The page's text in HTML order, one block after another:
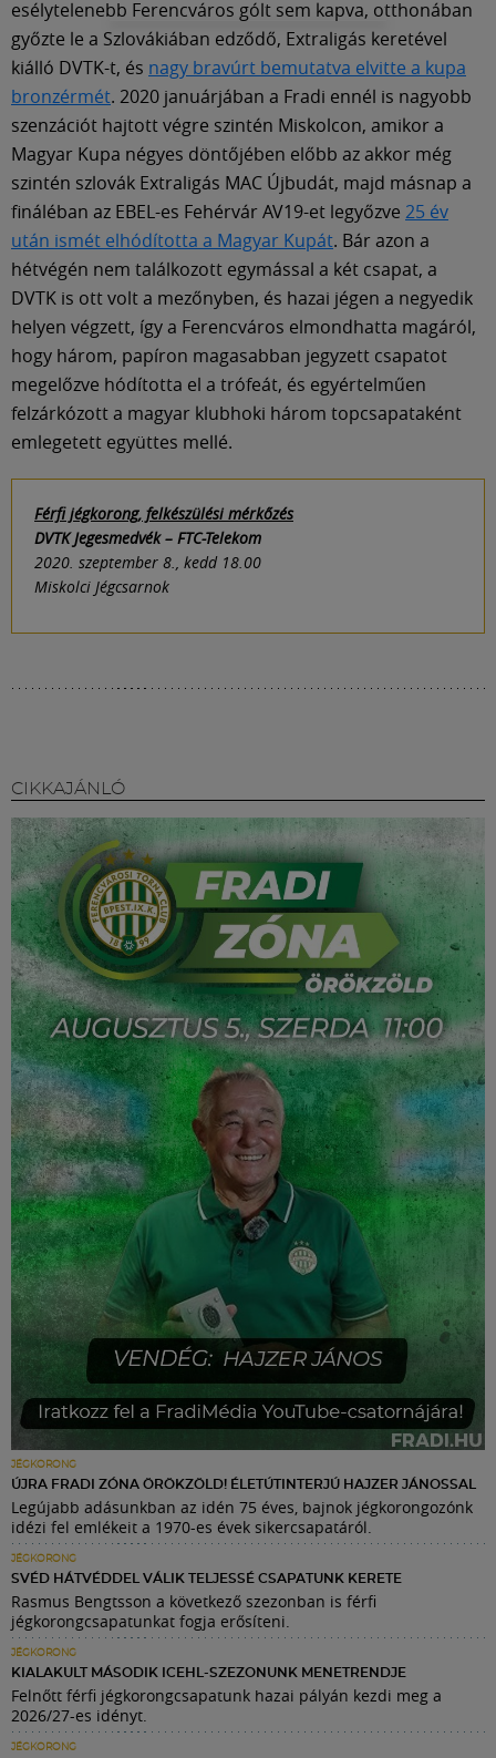
esélytelenebb Ferencváros gólt sem kapva, otthonában
győzte le a Szlovákiában edződő, Extraligás keretével
kiálló DVTK-t, és nagy bravúrt bemutatva elvitte a kupa
bronzérmét. 2020 januárjában a Fradi ennél is nagyobb
szenzációt hajtott végre szintén Miskolcon, amikor a
Magyar Kupa négyes döntőjében előbb az akkor még
szintén szlovák Extraligás MAC Újbudát, majd másnap a
fináléban az EBEL-es Fehérvár AV19-et legyőzve 25 év
után ismét elhódította a Magyar Kupát. Bár azon a
hétvégén nem találkozott egymással a két csapat, a
DVTK is ott volt a mezőnyben, és hazai jégen a negyedik
helyen végzett, így a Ferencváros elmondhatta magáról,
hogy három, papíron magasabban jegyzett csapatot
megelőzve hódította el a trófeát, és egyértelműen
felzárkózott a magyar klubhoki három topcsapataként
emlegetett együttes mellé.
Férfi jégkorong, felkészülési mérkőzés
DVTK Jegesmedvék – FTC-Telekom
2020. szeptember 8., kedd 18.00
Miskolci Jégcsarnok
CIKKAJÁNLÓ
JÉGKORONG
ÚJRA FRADI ZÓNA ÖRÖKZÖLD! ÉLETÚTINTERJÚ HAJZER JÁNOSSAL
Legújabb adásunkban az idén 75 éves, bajnok jégkorongozónk
idézi fel emlékeit a 1970-es évek sikercsapatáról.
JÉGKORONG
SVÉD HÁTVÉDDEL VÁLIK TELJESSÉ CSAPATUNK KERETE
Rasmus Bengtsson a következő szezonban is férfi
jégkorongcsapatunkat fogja erősíteni.
JÉGKORONG
KIALAKULT MÁSODIK ICEHL-SZEZONUNK MENETRENDJE
Felnőtt férfi jégkorongcsapatunk hazai pályán kezdi meg a
2026/27-es idényt.
JÉGKORONG